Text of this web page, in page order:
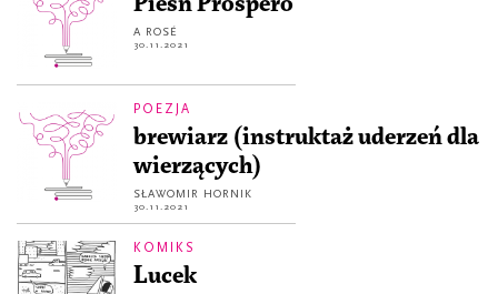
A ROSÉ
30.11.2021
POEZJA
brewiarz (instruktaż uderzeń dla
wierzących)
SŁAWOMIR HORNIK
30.11.2021
KOMIKS
Lucek